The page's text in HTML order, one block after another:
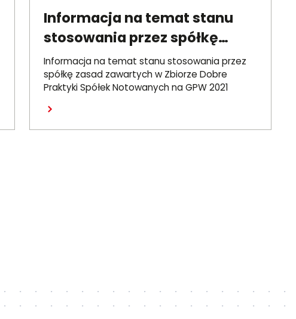
Informacja na temat stanu
stosowania przez spółkę
zasad DPSN2021
Informacja na temat stanu stosowania przez
spółkę zasad zawartych w Zbiorze Dobre
Praktyki Spółek Notowanych na GPW 2021